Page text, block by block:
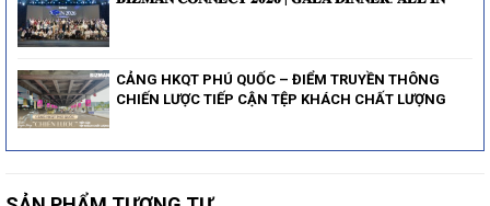
CẢNG HKQT PHÚ QUỐC – ĐIỂM TRUYỀN THÔNG
CHIẾN LƯỢC TIẾP CẬN TỆP KHÁCH CHẤT LƯỢNG